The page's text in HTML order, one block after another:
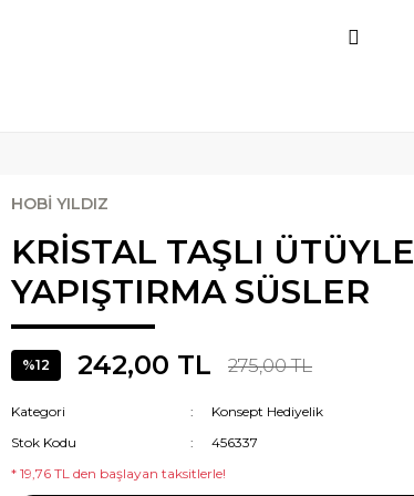
HOBİ YILDIZ
KRİSTAL TAŞLI ÜTÜYLE
YAPIŞTIRMA SÜSLER
%12 242,00 TL 275,00 TL
Kategori
Konsept Hediyelik
Stok Kodu
456337
* 19,76 TL den başlayan taksitlerle!